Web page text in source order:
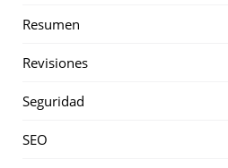
Resumen
Revisiones
Seguridad
SEO